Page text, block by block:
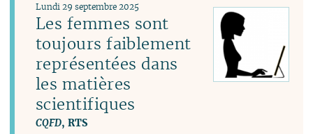
Les femmes sont
toujours faiblement
représentées dans
les matières
scientifiques
CQFD, RTS
Lundi 29 septembre 2025